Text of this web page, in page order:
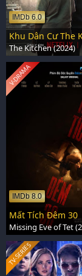
IMDb 6.0
Khu Dân Cư The
The Kitchen (2024)
IMDb 8.0
V-DRAMA
Mất Tích Đêm 30
Missing Eve of Tet
TV-SERIES